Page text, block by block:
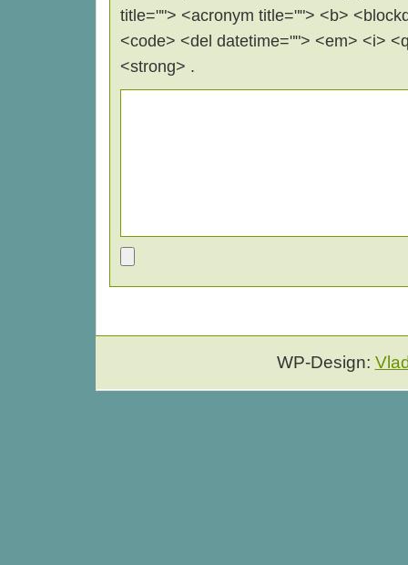
title=""> <acronym title=""> <b>
<code> <del datetime=""> <em> <i>
<strong> .
WP-Design: